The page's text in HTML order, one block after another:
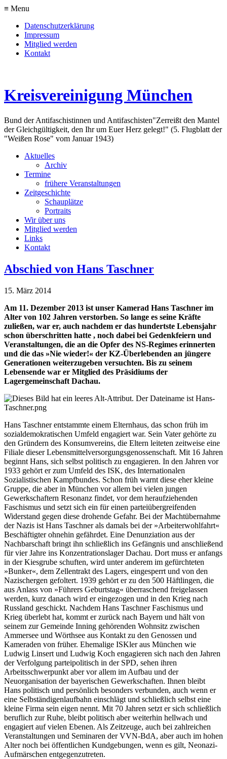
≡ Menu
Datenschutzerklärung
Impressum
Mitglied werden
Kontakt
Kreisvereinigung München
Bund der Antifaschistinnen und Antifaschisten"Zerreißt den Mantel
der Gleichgültigkeit, den Ihr um Euer Herz gelegt!" (5. Flugblatt der
"Weißen Rose" vom Januar 1943)
Aktuelles
Archiv
Termine
frühere Veranstaltungen
Zeitgeschichte
Schauplätze
Portraits
Wir über uns
Mitglied werden
Links
Kontakt
Abschied von Hans Taschner
15. März 2014
Am 11. Dezember 2013 ist unser Kamerad Hans Taschner im
Alter von 102 Jahren verstorben. So lange es seine Kräfte
zuließen, war er, auch nachdem er das hundertste Lebensjahr
schon überschritten hatte , noch dabei bei Gedenkfeiern und
Veranstaltungen, die an die Opfer des NS-Regimes erinnerten
und die das »Nie wieder!« der KZ-Überlebenden an jüngere
Generationen weiterzugeben versuchten. Bis zu seinem
Lebensende war er Mitglied des Präsidiums der
Lagergemeinschaft Dachau.
Hans Taschner entstammte einem Elternhaus, das schon früh im
sozialdemokratischen Umfeld engagiert war. Sein Vater gehörte zu
den Gründern des Konsumvereins, die Eltern leiteten zeitweise eine
Filiale dieser Lebensmittelversorgungsgenossenschaft. Mit 16 Jahren
beginnt Hans, sich selbst politisch zu engagieren. In den Jahren vor
1933 gehört er zum Umfeld des ISK, des Internationalen
Sozialistischen Kampfbundes. Schon früh warnt diese eher kleine
Gruppe, die aber in München vor allem bei vielen jungen
Gewerkschaftern Resonanz findet, vor dem heraufziehenden
Faschismus und setzt sich ein für einen parteiübergreifenden
Widerstand gegen diese drohende Gefahr. Bei der Machtübernahme
der Nazis ist Hans Taschner als damals bei der »Arbeiterwohlfahrt«
Beschäftigter ohnehin gefährdet. Eine Denunziation aus der
Nachbarschaft bringt ihn schließlich ins Gefängnis und anschließend
für vier Jahre ins Konzentrationslager Dachau. Dort muss er anfangs
in der Kiesgrube schuften, wird unter anderem im gefürchteten
»Bunker«, dem Zellentrakt des Lagers, eingesperrt und von den
Nazischergen gefoltert. 1939 gehört er zu den 500 Häftlingen, die
aus Anlass von »Führers Geburtstag« überraschend freigelassen
werden, kurz danach wird er eingezogen und in den Krieg nach
Russland geschickt. Nachdem Hans Taschner Faschismus und
Krieg überlebt hat, kommt er zurück nach Bayern und hält von
seinem zur Gemeinde Inning gehörenden Wohnsitz zwischen
Ammersee und Wörthsee aus Kontakt zu den Genossen und
Kameraden von früher. Ehemalige ISKler aus München wie
Ludwig Linsert und Ludwig Koch engagieren sich nach den Jahren
der Verfolgung parteipolitisch in der SPD, sehen ihren
Arbeitsschwerpunkt aber vor allem im Aufbau und der
Neuorganisation der bayerischen Gewerkschaften. Ihnen bleibt
Hans politisch und persönlich besonders verbunden, auch wenn er
eine Selbständigenlaufbahn einschlägt und schließlich selbst eine
kleine Firma sein eigen nennt. Mit 70 Jahren setzt er sich schließlich
beruflich zur Ruhe, bleibt politisch aber weiterhin hellwach und
engagiert auf vielen Ebenen. Als Zeitzeuge, auch bei zahlreichen
Veranstaltungen und Seminaren der VVN-BdA, aber auch im hohen
Alter noch bei öffentlichen Kundgebungen, wenn es gilt, Neonazi-
Aufmärschen entgegenzutreten.